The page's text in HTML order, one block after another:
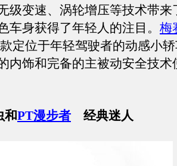
级变速、涡轮增压等技术带来
车身获得了年轻人的注目。 梅
定位于年轻驾驶者的动感小
内饰和完备的主被动安全技术
PT漫步者 经典迷人